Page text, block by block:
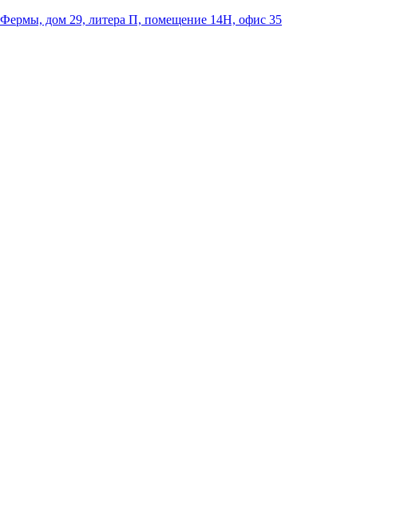
Фермы, дом 29, литера П, помещение 14Н, офис 35